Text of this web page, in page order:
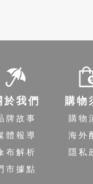
於我們
牌故事
體報導
布解析
市據點
購物
購物
海外
隱私